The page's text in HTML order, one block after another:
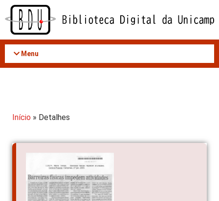
Acessar
conteúdo
Menu
Início » Detalhes